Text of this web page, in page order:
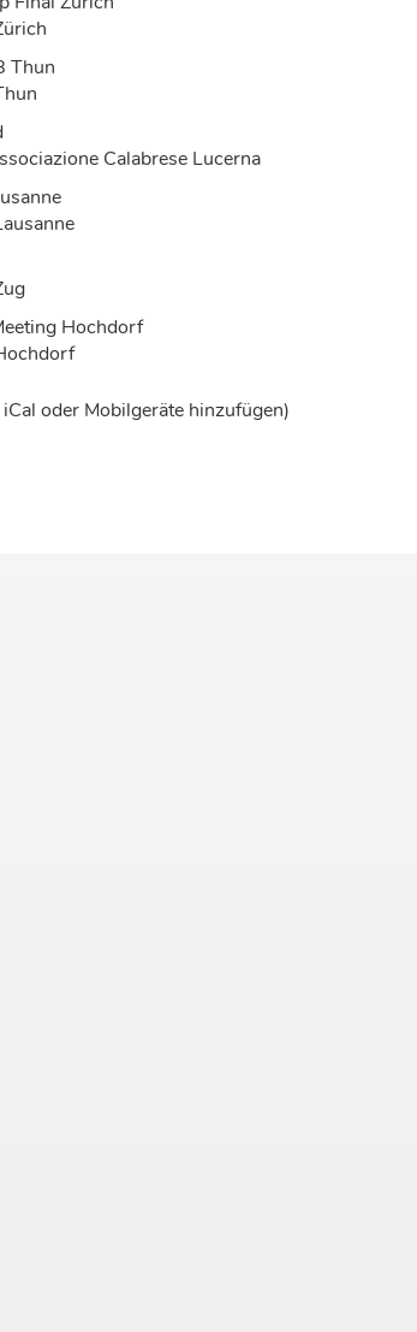
Thun
Calabrese Lucerna
Hochdorf
oder Mobilgeräte hinzufügen)